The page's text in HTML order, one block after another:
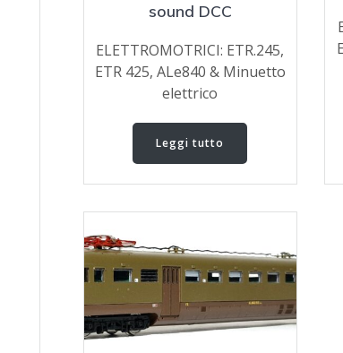
sound DCC
ELETTROMOTRICI: ETR.245,
ETR 425, ALe840 & Minuetto
elettrico
Leggi tutto